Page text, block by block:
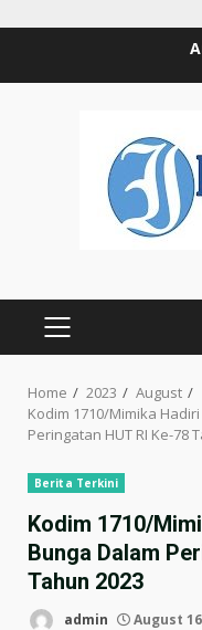
PRIMARY
Home 2023 August
Kodim 1710/Mimika
Peringatan HUT RI Ke-78
Berita Terkini
Kodim 1710/
Bunga Dalam
Tahun 2023
admin August